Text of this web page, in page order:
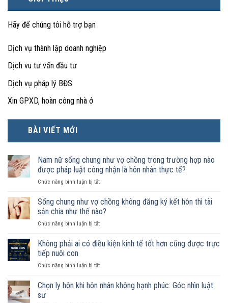
Hãy để chúng tôi hỗ trợ bạn
Dịch vụ thành lập doanh nghiệp
Dịch vu tư vấn đầu tư
Dịch vụ pháp lý BĐS
Xin GPXD, hoàn công nhà ở
BÀI VIẾT MỚI
Nam nữ sống chung như vợ chồng trong trường hợp nào
được pháp luật công nhận là hôn nhân thực tế?
Chức năng bình luận bị tắtở
nữ
sống
chung
như
chồng
hợp
được
Sống chung như vợ chồng không đăng ký kết hôn thì tài
sản chia như thế nào?
Chức năng bình luận bị tắtở
chung
chồng
đăng
Không phải ai có điều kiện kinh tế tốt hơn cũng được trực
tiếp nuôi con
Chức năng bình luận bị tắtở
phải
Chọn ly hôn khi hôn nhân không hạnh phúc: Góc nhìn luật
sư